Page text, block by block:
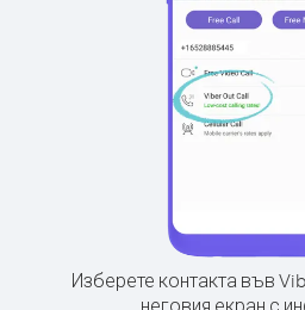
Изберете контакта във
неговия екран с